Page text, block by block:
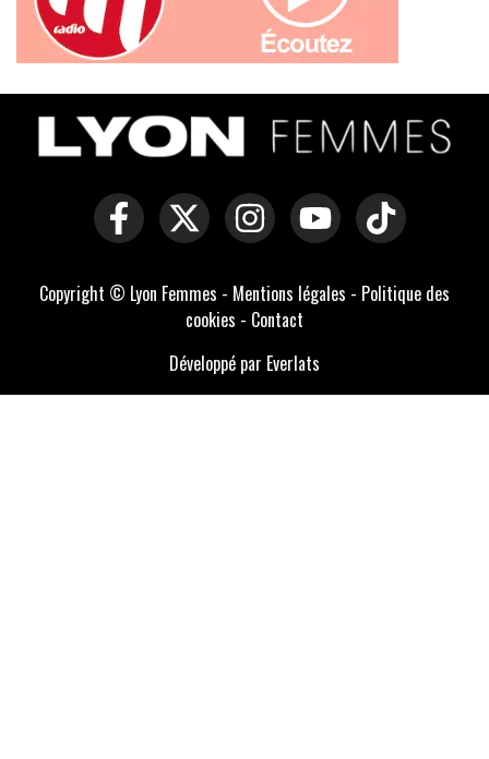
Copyright © Lyon Femmes - Mentions légales - Politique des
cookies - Contact
Développé par Everlats